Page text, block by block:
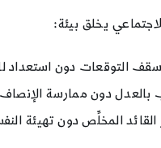
يخلق بيئة:
التوقعات دون استعداد
بالعدل دون ممارسة
القائد المخلِّص دون تهيئة